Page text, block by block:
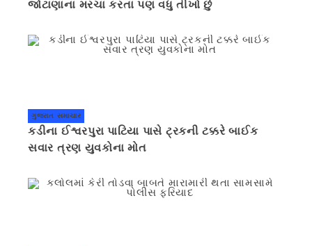
જોટાણાના મરચા કરતા પણ વધુ તીખો છું
ગુજરાત સમાચાર
કડીના ઈશ્વરપુરા પાટિયા પાસે ટ્રકની ટક્કરે બાઈક
સવાર ત્રણ યુવકોના મોત